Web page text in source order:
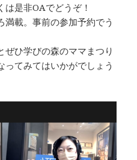
是非OAでどうぞ！
満載。事前の参加予約でう
ぜひ学びの森のママまつり
てみてはいかがでしょう